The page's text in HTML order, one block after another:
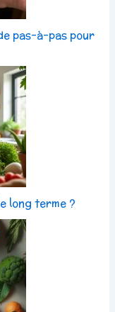
pas-à-pas pour
long terme ?